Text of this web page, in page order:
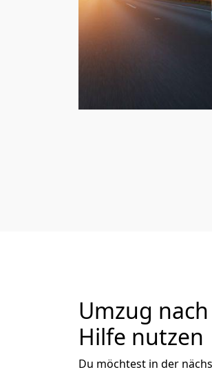
Umzug
Hilfe nutzen
Du möchtest in der